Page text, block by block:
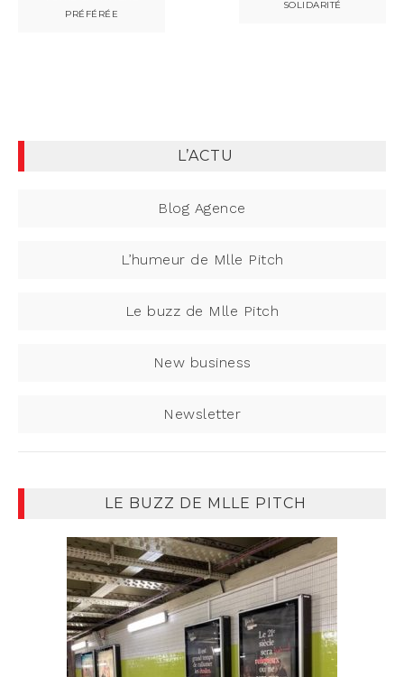
PRÉFÉRÉE
SOLIDARITÉ
L’ACTU
Blog Agence
L’humeur de Mlle Pitch
Le buzz de Mlle Pitch
New business
Newsletter
LE BUZZ DE MLLE PITCH